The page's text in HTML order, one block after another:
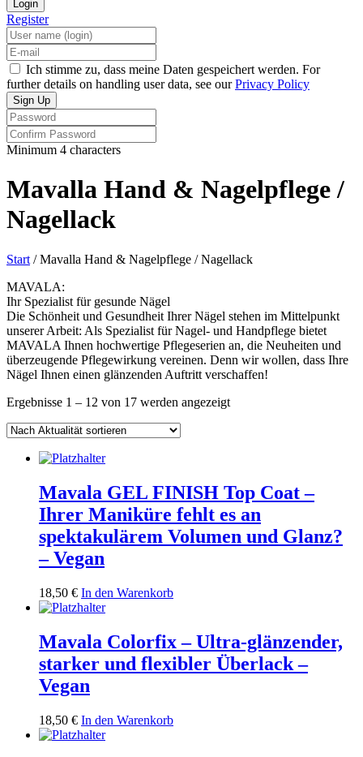
Register
Ich stimme zu, dass meine Daten gespeichert werden. For
further details on handling user data, see ourPrivacy Policy
Minimum 4 characters
Mavalla Hand & Nagelpflege /
Nagellack
Start / Mavalla Hand & Nagelpflege / Nagellack
MAVALA:
Ihr Spezialist für gesunde Nägel
Die Schönheit und Gesundheit Ihrer Nägel stehen im Mittelpunkt
unserer Arbeit: Als Spezialist für Nagel- und Handpflege bietet
MAVALA Ihnen hochwertige Pflegeserien an, die Neuheiten und
überzeugende Pflegewirkung vereinen. Denn wir wollen, dass Ihre
Nägel Ihnen einen glänzenden Auftritt verschaffen!
Ergebnisse 1 – 12 von 17 werden angezeigtNach
Mavala GEL FINISH Top Coat –
Ihrer Maniküre fehlt es an
spektakulärem Volumen und Glanz?
– Vegan
18,50 € In den Warenkorb
Mavala Colorfix – Ultra-glänzender,
starker und flexibler Überlack –
Vegan
18,50 € In den Warenkorb